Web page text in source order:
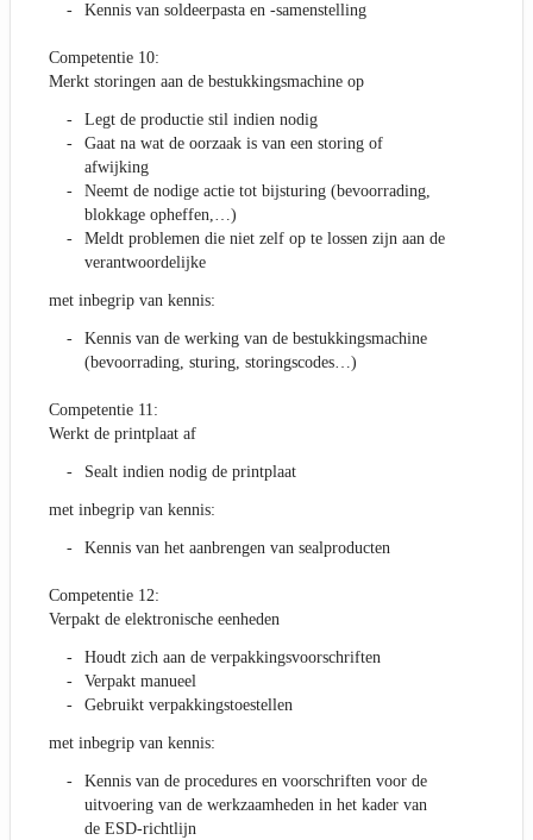
Kennis van soldeerpasta en -samenstelling
Competentie 10:
Merkt storingen aan de bestukkingsmachine op
Legt de productie stil indien nodig
Gaat na wat de oorzaak is van een storing of
afwijking
Neemt de nodige actie tot bijsturing (bevoorrading,
blokkage opheffen,…)
Meldt problemen die niet zelf op te lossen zijn aan de
verantwoordelijke
met inbegrip van kennis:
Kennis van de werking van de bestukkingsmachine
(bevoorrading, sturing, storingscodes…)
Competentie 11:
Werkt de printplaat af
Sealt indien nodig de printplaat
met inbegrip van kennis:
Kennis van het aanbrengen van sealproducten
Competentie 12:
Verpakt de elektronische eenheden
Houdt zich aan de verpakkingsvoorschriften
Verpakt manueel
Gebruikt verpakkingstoestellen
met inbegrip van kennis:
Kennis van de procedures en voorschriften voor de
uitvoering van de werkzaamheden in het kader van
de ESD-richtlijn